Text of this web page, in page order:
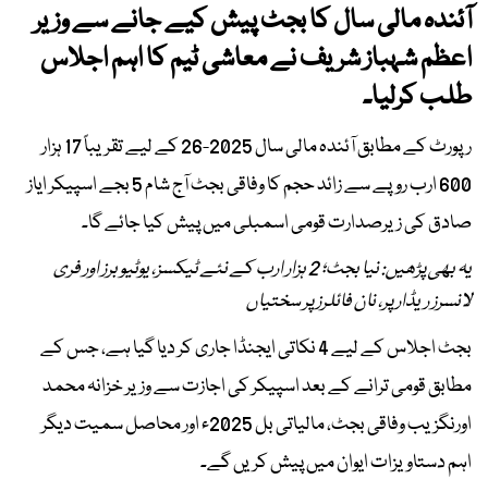
آئندہ مالی سال کا بجٹ پیش کیے جانے سے وزیر
اعظم شہباز شریف نے معاشی ٹیم کا اہم اجلاس
طلب کرلیا۔
رپورٹ کے مطابق آئندہ مالی سال 2025-26 کے لیے تقریباً 17 ہزار
600 ارب روپے سے زائد حجم کا وفاقی بجٹ آج شام 5 بجے اسپیکر ایاز
صادق کی زیرصدارت قومی اسمبلی میں پیش کیا جائے گا۔
یہ بھی پڑھیں: نیا بجٹ؛ 2 ہزار ارب کے نئے ٹیکسز، یوٹیوبرز اور فری
لانسرز ریڈار پر، نان فائلرز پر سختیاں
بجٹ اجلاس کے لیے 4 نکاتی ایجنڈا جاری کر دیا گیا ہے، جس کے
مطابق قومی ترانے کے بعد اسپیکر کی اجازت سے وزیر خزانہ محمد
اورنگزیب وفاقی بجٹ، مالیاتی بل 2025ء اور محاصل سمیت دیگر
اہم دستاویزات ایوان میں پیش کریں گے۔